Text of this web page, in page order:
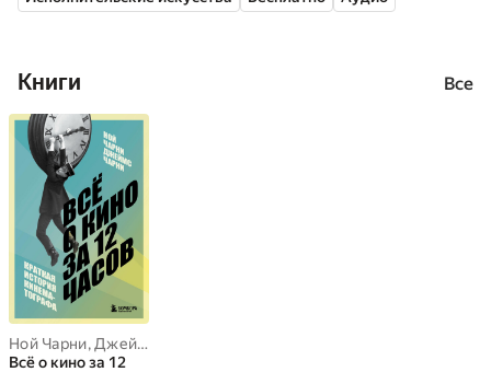
Книги Все
Ной Чарни, Джеймс Чарни
Всё о кино за 12